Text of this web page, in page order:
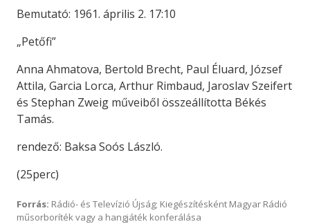
Bemutató: 1961. április 2. 17:10
„Petőfi”
Anna Ahmatova, Bertold Brecht, Paul Éluard, József
Attila, Garcia Lorca, Arthur Rimbaud, Jaroslav Szeifert
és Stephan Zweig műveiből összeállította Békés
Tamás.
rendező: Baksa Soós László.
(25perc)
Forrás: Rádió- és Televízió Újság; Kiegészítésként Magyar Rádió
műsorboríték vagy a hangjáték konferálása